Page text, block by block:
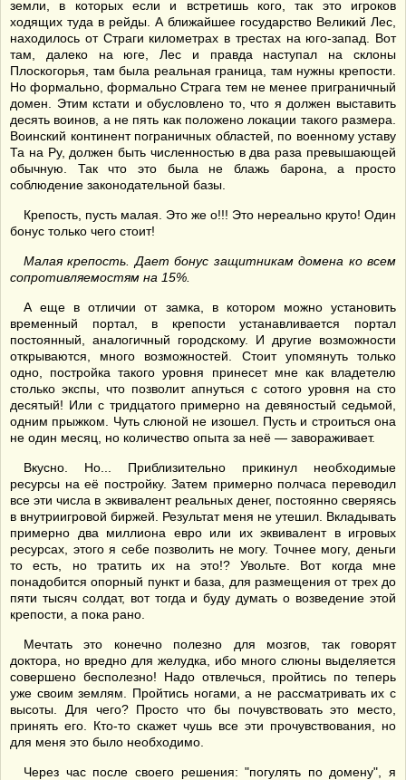
земли, в которых если и встретишь кого, так это игроков
ходящих туда в рейды. А ближайшее государство Великий Лес,
находилось от Страги километрах в трестах на юго-запад. Вот
там, далеко на юге, Лес и правда наступал на склоны
Плоскогорья, там была реальная граница, там нужны крепости.
Но формально, формально Страга тем не менее приграничный
домен. Этим кстати и обусловлено то, что я должен выставить
десять воинов, а не пять как положено локации такого размера.
Воинский континент пограничных областей, по военному уставу
Та на Ру, должен быть численностью в два раза превышающей
обычную. Так что это была не блажь барона, а просто
соблюдение законодательной базы.
Крепость, пусть малая. Это же о!!! Это нереально круто! Один
бонус только чего стоит!
Малая крепость. Дает бонус защитникам домена ко всем
сопротивляемостям на 15%.
А еще в отличии от замка, в котором можно установить
временный портал, в крепости устанавливается портал
постоянный, аналогичный городскому. И другие возможности
открываются, много возможностей. Стоит упомянуть только
одно, постройка такого уровня принесет мне как владетелю
столько экспы, что позволит апнуться с сотого уровня на сто
десятый! Или с тридцатого примерно на девяностый седьмой,
одним прыжком. Чуть слюной не изошел. Пусть и строиться она
не один месяц, но количество опыта за неё — завораживает.
Вкусно. Но... Приблизительно прикинул необходимые
ресурсы на её постройку. Затем примерно полчаса переводил
все эти числа в эквивалент реальных денег, постоянно сверяясь
в внутриигровой биржей. Результат меня не утешил. Вкладывать
примерно два миллиона евро или их эквивалент в игровых
ресурсах, этого я себе позволить не могу. Точнее могу, деньги
то есть, но тратить их на это!? Увольте. Вот когда мне
понадобится опорный пункт и база, для размещения от трех до
пяти тысяч солдат, вот тогда и буду думать о возведение этой
крепости, а пока рано.
Мечтать это конечно полезно для мозгов, так говорят
доктора, но вредно для желудка, ибо много слюны выделяется
совершено бесполезно! Надо отвлечься, пройтись по теперь
уже своим землям. Пройтись ногами, а не рассматривать их с
высоты. Для чего? Просто что бы почувствовать это место,
принять его. Кто-то скажет чушь все эти прочувствования, но
для меня это было необходимо.
Через час после своего решения: "погулять по домену", я